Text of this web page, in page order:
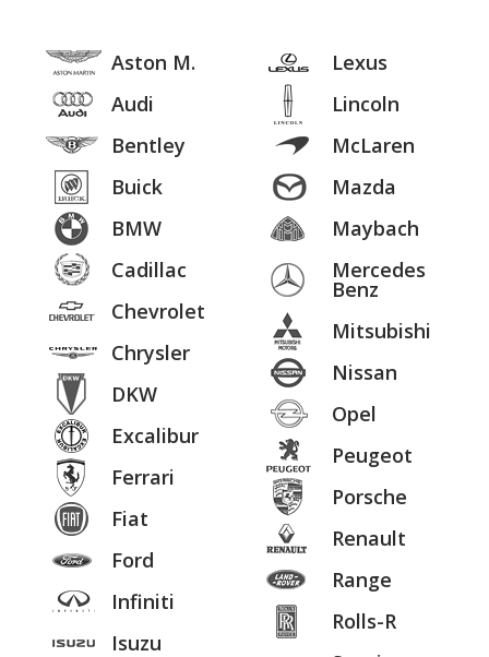
Aston M.
Audi
Bentley
Buick
BMW
Cadillac
Chevrolet
Chrysler
DKW
Excalibur
Ferrari
Fiat
Ford
Infiniti
Isuzu
Lexus
Lincoln
McLaren
Mazda
Maybach
Mercedes
Benz
Mitsubishi
Nissan
Opel
Peugeot
Porsche
Renault
Range
Rolls-R